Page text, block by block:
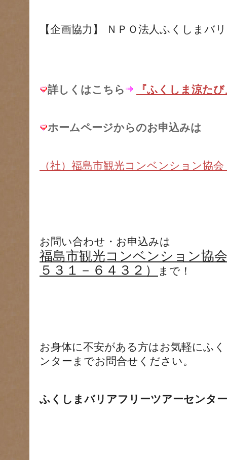
【企画協力】 ＮＰＯ法人ふくしまバ
詳しくはこちら 『ふくしま涼た
ホームページからのお申込みは
（社）福島市観光コンベンション協
お問い合わせ・お申込みは
福島市観光コンベンション協
５３１－６４３２）
まで！
お身体に不安がある方はお気軽にふ
ンターまでお問合せください。
ふくしまバリアフリーツアーセン